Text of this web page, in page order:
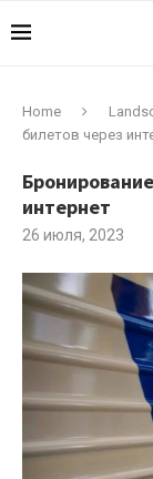
Home
билетов через
интернет
26 июля, 2023